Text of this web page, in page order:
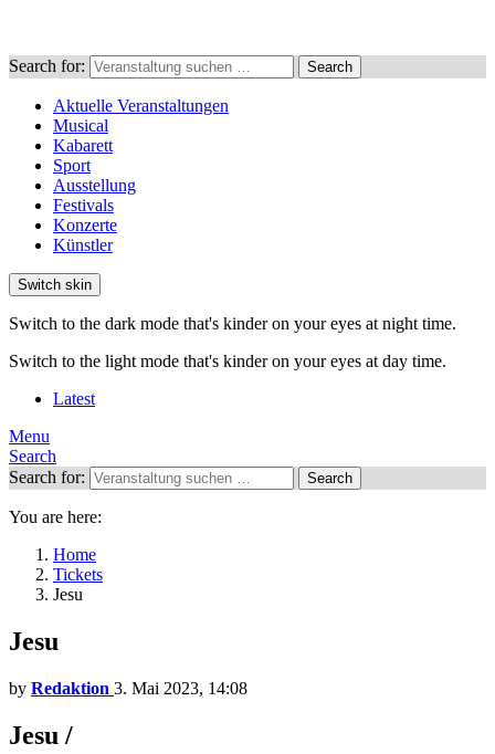
Search for: Search
Aktuelle Veranstaltungen
Musical
Kabarett
Sport
Ausstellung
Festivals
Konzerte
Künstler
Switch skin
Switch to the dark mode that's kinder on your eyes at night time.
Switch to the light mode that's kinder on your eyes at day time.
Latest
Menu
Search
Search for:
Search
You are here:
Home
Tickets
Jesu
Jesu
by Redaktion 3. Mai 2023, 14:08
Jesu /